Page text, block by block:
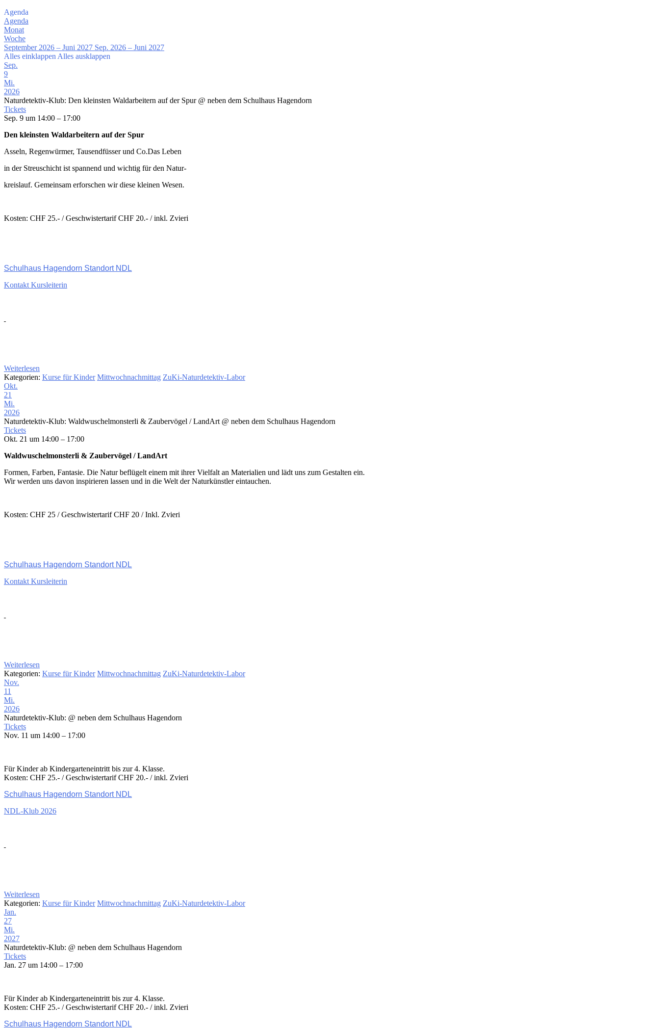
Agenda
Agenda
Monat
Woche
September 2026 – Juni 2027 Sep. 2026 – Juni 2027
Alles einklappen Alles ausklappen
Sep.
9
Mi.
2026
Naturdetektiv-Klub: Den kleinsten Waldarbeitern auf der Spur @ neben dem Schulhaus Hagendorn
Tickets
Sep. 9 um 14:00 – 17:00
Den kleinsten Waldarbeitern auf der Spur
Asseln, Regenwürmer, Tausendfüsser und Co.Das Leben
in der Streuschicht ist spannend und wichtig für den Natur-
kreislauf. Gemeinsam erforschen wir diese kleinen Wesen.
Kosten: CHF 25.- / Geschwistertarif CHF 20.- / inkl. Zvieri
Schulhaus Hagendorn Standort NDL
Kontakt Kursleiterin
Weiterlesen
Kategorien: Kurse für Kinder Mittwochnachmittag ZuKi-Naturdetektiv-Labor
Okt.
21
Mi.
2026
Naturdetektiv-Klub: Waldwuschelmonsterli & Zaubervögel / LandArt @ neben dem Schulhaus Hagendorn
Tickets
Okt. 21 um 14:00 – 17:00
Waldwuschelmonsterli & Zaubervögel / LandArt
Formen, Farben, Fantasie. Die Natur beflügelt einem mit ihrer Vielfalt an Materialien und lädt uns zum Gestalten ein.
Wir werden uns davon inspirieren lassen und in die Welt der Naturkünstler eintauchen.
Kosten: CHF 25 / Geschwistertarif CHF 20 / Inkl. Zvieri
Schulhaus Hagendorn Standort NDL
Kontakt Kursleiterin
Weiterlesen
Kategorien: Kurse für Kinder Mittwochnachmittag ZuKi-Naturdetektiv-Labor
Nov.
11
Mi.
2026
Naturdetektiv-Klub: @ neben dem Schulhaus Hagendorn
Tickets
Nov. 11 um 14:00 – 17:00
Für Kinder ab Kindergarteneintritt bis zur 4. Klasse.
Kosten: CHF 25.- / Geschwistertarif CHF 20.- / inkl. Zvieri
Schulhaus Hagendorn Standort NDL
NDL-Klub 2026
Weiterlesen
Kategorien: Kurse für Kinder Mittwochnachmittag ZuKi-Naturdetektiv-Labor
Jan.
27
Mi.
2027
Naturdetektiv-Klub: @ neben dem Schulhaus Hagendorn
Tickets
Jan. 27 um 14:00 – 17:00
Für Kinder ab Kindergarteneintritt bis zur 4. Klasse.
Kosten: CHF 25.- / Geschwistertarif CHF 20.- / inkl. Zvieri
Schulhaus Hagendorn Standort NDL